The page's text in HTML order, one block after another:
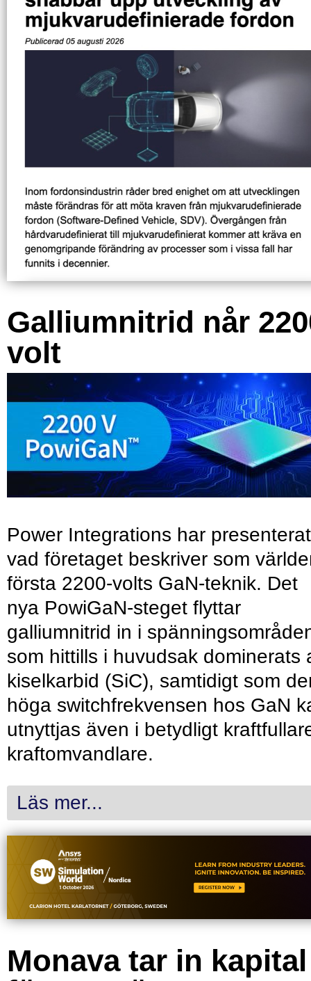
Galliumnitrid når
volt
Power Integrations har presenterat
vad företaget beskriver som
första 2200-volts GaN-teknik. Det
nya PowiGaN-steget flyttar
galliumnitrid in i
som hittills i huvudsak dominerats
kiselkarbid (SiC), samtidigt som
höga switchfrekvensen hos GaN
utnyttjas även i betydligt
kraftomvandlare.
Läs mer...
Monava tar in kapital